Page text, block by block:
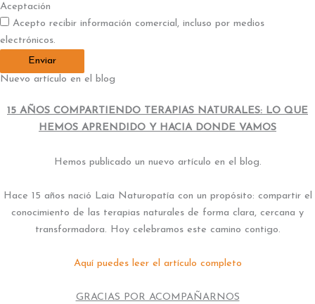
Aceptación
Acepto recibir información comercial, incluso por medios
electrónicos.
Enviar
Nuevo artículo en el blog
15 AÑOS COMPARTIENDO TERAPIAS NATURALES: LO QUE
HEMOS APRENDIDO Y HACIA DONDE VAMOS
Hemos publicado un nuevo artículo en el blog.
Hace 15 años nació Laia Naturopatía con un propósito: compartir el
conocimiento de las terapias naturales de forma clara, cercana y
transformadora. Hoy celebramos este camino contigo.
Aquí puedes leer el artículo completo
GRACIAS POR ACOMPAÑARNOS